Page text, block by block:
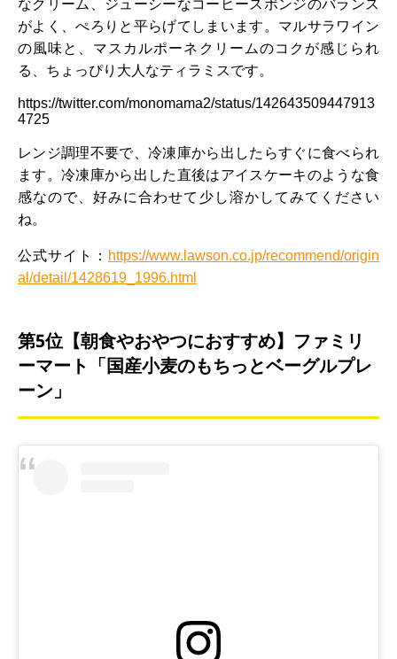
なクリーム、ジューシーなコーヒースポンジのバランス
がよく、ぺろりと平らげてしまいます。マルサラワイン
の風味と、マスカルポーネクリームのコクが感じられ
る、ちょっぴり大人なティラミスです。
https://twitter.com/monomama2/status/142643509447913
4725
レンジ調理不要で、冷凍庫から出したらすぐに食べられ
ます。冷凍庫から出した直後はアイスケーキのような食
感なので、好みに合わせて少し溶かしてみてください
ね。
公式サイト： https://www.lawson.co.jp/recommend/origin
al/detail/1428619_1996.html
第5位【朝食やおやつにおすすめ】ファミリ
ーマート「国産小麦のもちっとベーグルプレ
ーン」